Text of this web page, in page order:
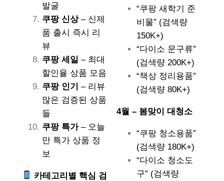
발굴
쿠팡 신상– 신제
품 출시 즉시 리
뷰
쿠팡 세일 – 최대
할인율 상품 모음
쿠팡 인기
– 리뷰
많은 검증된 상품
들
쿠팡 특가– 오늘
만 특가 상품 정
보
카테고리별 핵심 검
“쿠팡 새학기 준
비물” (검색량
150K+)
“다이소 문구류”
(검색량 200K+)
“책상 정리용품”
(검색량 80K+)
4월 – 봄맞이 대청소
“쿠팡 청소용품”
(검색량 180K+)
“다이소 청소도
구” (검색량